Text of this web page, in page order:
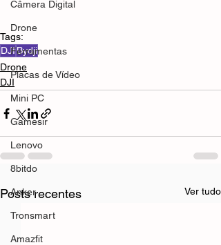
Câmera Digital
Drone
Ferramentas
Placas de Vídeo
Mini PC
Gamesir
Lenovo
8bitdo
Anker
Tronsmart
Amazfit
Tags:
DJIBydji
Drone
DJI
Posts recentes Ver tudo